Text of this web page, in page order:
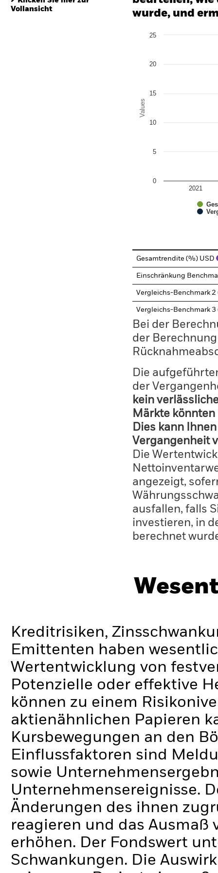
Vollansicht
wurde, und
Chart
Bar chart with 4 data
Values
2021
0
5
10
15
20
25
Gesamtrendite (%) USD
Einschränkung
Vergleichs-Benchmark
Vergleichs-Benchmark
Bei der
der
Die
der
kein
Märkte
Dies kann
Vergangenheit
Die
angezeigt,
ausfallen, falls
investieren, in
berechnet
Kreditrisiken,
Emittenten haben
Wertentwicklung von
Potenzielle oder effektive
können zu einem
aktienähnlichen Papieren
Kursbewegungen an den
Einflussfaktoren sind
sowie
Unternehmensereignisse.
Änderungen des ihnen
reagieren und das Ausmaß
erhöhen. Der Fondswert
Schwankungen. Die